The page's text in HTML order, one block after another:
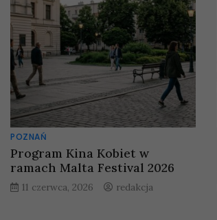
POZNAŃ
Program Kina Kobiet w
ramach Malta Festival 2026
11 czerwca, 2026 redakcja